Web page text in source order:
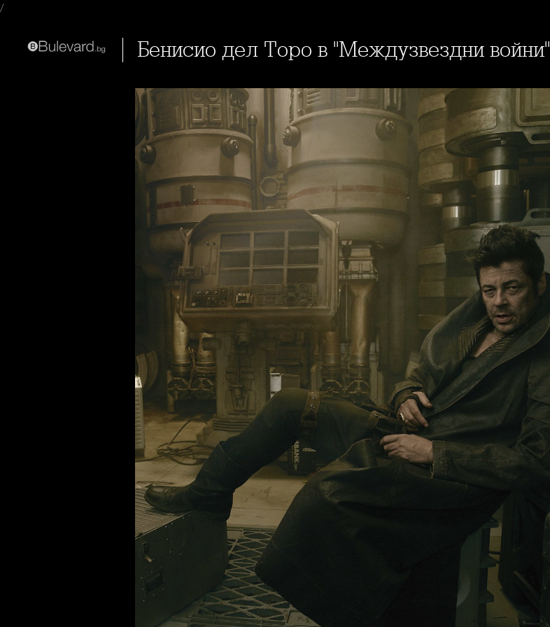
/
Бенисио дел Торо в "Междузвездни войни"